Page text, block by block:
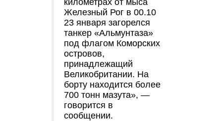
Железный Рог в 00.10
23 января загорелся
танкер «Альмунтаза»
под флагом Коморских
островов,
принадлежащий
Великобритании. На
борту находится более
700 тонн мазута», —
говорится в
сообщении.